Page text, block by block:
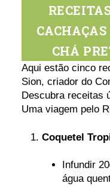
CHÁ
Aqui estão cinco
Sion, criador do
Descubra receitas
Uma viagem pelo
Coquetel
Infundir
água